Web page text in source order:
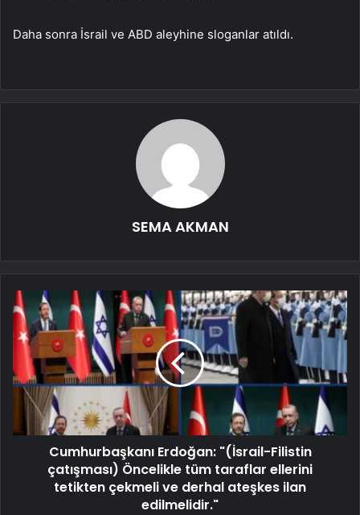
Daha sonra İsrail ve ABD aleyhine sloganlar atıldı.
SEMA AKMAN
Cumhurbaşkanı Erdoğan: "(İsrail-Filistin
çatışması) Öncelikle tüm taraflar ellerini
tetikten çekmeli ve derhal ateşkes ilan
edilmelidir."